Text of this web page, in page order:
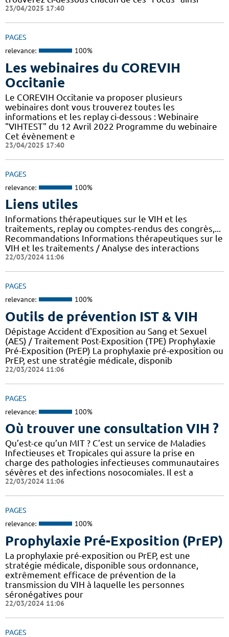
23/04/2025 17:40
PAGES
relevance: 100%
Les webinaires du COREVIH
Occitanie
Le COREVIH Occitanie va proposer plusieurs
webinaires dont vous trouverez toutes les
informations et les replay ci-dessous : Webinaire
"VIHTEST" du 12 Avril 2022 Programme du webinaire
Cet évènement e
23/04/2025 17:40
PAGES
relevance: 100%
Liens utiles
Informations thérapeutiques sur le VIH et les
traitements, replay ou comptes-rendus des congrès,...
Recommandations Informations thérapeutiques sur le
VIH et les traitements / Analyse des interactions
22/03/2024 11:06
PAGES
relevance: 100%
Outils de prévention IST & VIH
Dépistage Accident d'Exposition au Sang et Sexuel
(AES) / Traitement Post-Exposition (TPE) Prophylaxie
Pré-Exposition (PrEP) La prophylaxie pré-exposition ou
PrEP, est une stratégie médicale, disponib
22/03/2024 11:06
PAGES
relevance: 100%
Où trouver une consultation VIH ?
Qu’est-ce qu’un MIT ? C’est un service de Maladies
Infectieuses et Tropicales qui assure la prise en
charge des pathologies infectieuses communautaires
sévères et des infections nosocomiales. Il est a
22/03/2024 11:06
PAGES
relevance: 100%
Prophylaxie Pré-Exposition (PrEP)
La prophylaxie pré-exposition ou PrEP, est une
stratégie médicale, disponible sous ordonnance,
extrêmement efficace de prévention de la
transmission du VIH à laquelle les personnes
séronégatives pour
22/03/2024 11:06
PAGES